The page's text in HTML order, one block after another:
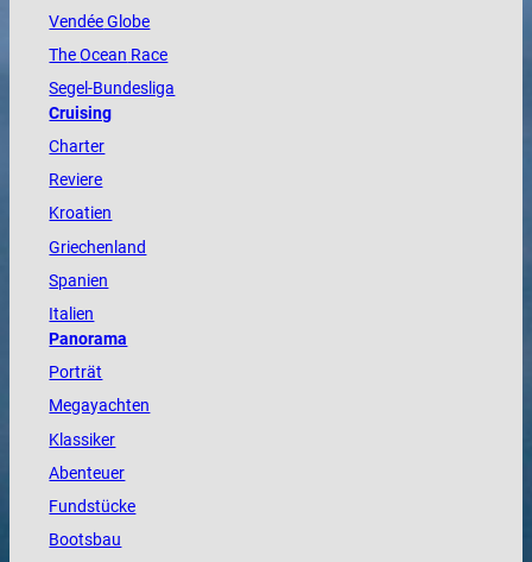
VendéeGlobe
TheOcean Race
Segel-Bundesliga
Cruising
Charter
Reviere
Kroatien
Griechenland
Spanien
Italien
Panorama
Porträt
Megayachten
Klassiker
Abenteuer
Fundstücke
Bootsbau